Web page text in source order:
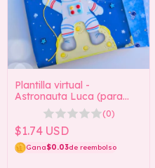
Plantilla virtual -
Astronauta Luca (para
portátil)
(0)
$1.74 USD
Gana$0.03de reembolso